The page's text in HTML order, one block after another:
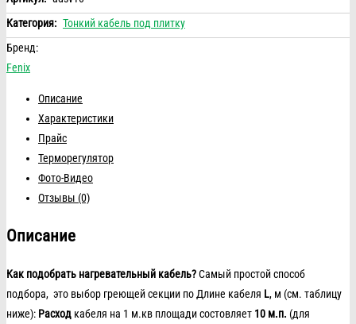
Категория: Тонкий кабель под плитку
Бренд:
Fenix
Описание
Характеристики
Прайс
Терморегулятор
Фото-Видео
Отзывы (0)
Описание
Как подобрать нагревательный кабель?Самый простой способ
подбора, это выбор греющей секции по Длине кабеля L, м (см. таблицу
ниже): Расход кабеля на 1 м.кв площади состовляет 10 м.п. (для